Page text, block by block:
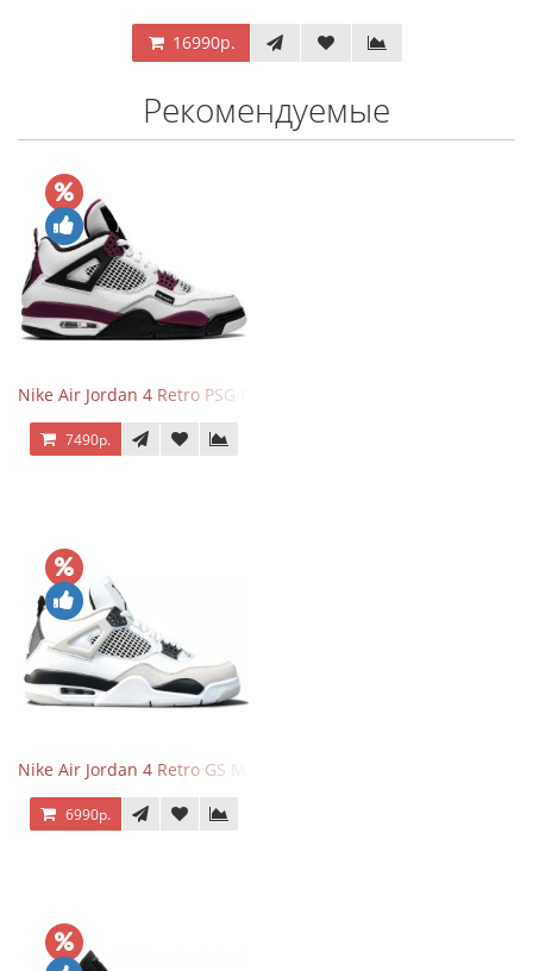
16990р.
Рекомендуемые
Nike Air Jordan 4 Retro PSG Paris Saint-Germain
7490р.
Nike Air Jordan 4 Retro GS Military Black
6990р.